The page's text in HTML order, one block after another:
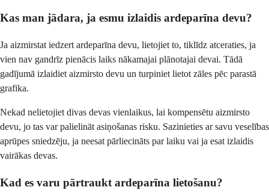
Kas man jādara, ja esmu izlaidis ardeparīna devu?
Ja aizmirstat iedzert ardeparīna devu, lietojiet to, tiklīdz atceraties, ja
vien nav gandrīz pienācis laiks nākamajai plānotajai devai. Tādā
gadījumā izlaidiet aizmirsto devu un turpiniet lietot zāles pēc parastā
grafika.
Nekad nelietojiet divas devas vienlaikus, lai kompensētu aizmirsto
devu, jo tas var palielināt asiņošanas risku. Sazinieties ar savu veselības
aprūpes sniedzēju, ja neesat pārliecināts par laiku vai ja esat izlaidis
vairākas devas.
Kad es varu pārtraukt ardeparīna lietošanu?